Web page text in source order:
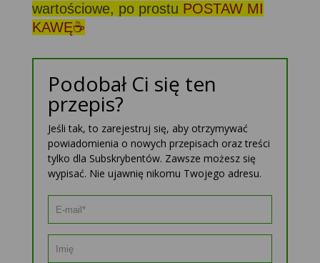
wartościowe, po prostu POSTAW MI
KAWĘ☕
Podobał Ci się ten
przepis?
Jeśli tak, to zarejestruj się, aby otrzymywać
powiadomienia o nowych przepisach oraz treści
tylko dla Subskrybentów. Zawsze możesz się
wypisać. Nie ujawnię nikomu Twojego adresu.